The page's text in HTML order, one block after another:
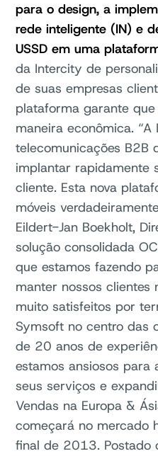
para o design, a
rede inteligente (IN) e
USSD em uma
da Intercity de
de suas empresas
plataforma garante
maneira econômica.
telecomunicações B2B
implantar rapidamente
cliente. Esta nova
móveis
Eildert-Jan Boekholt,
solução consolidada
que estamos fazendo
manter nossos clientes
muito satisfeitos por
Symsoft no centro das
de 20 anos de
estamos ansiosos
seus serviços e
Vendas na Europa &
começará no mercado
final de 2013. Postado